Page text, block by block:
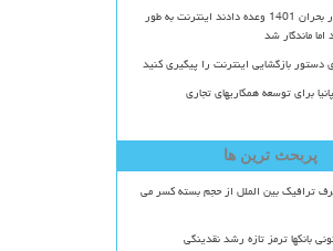
در دولت رئیسی در بحران 1401 وعده دادند اینترنت به طور
ماندگار شد
بازگشایی اینترنت را پیگیری کنید
برای توسعه همکاریهای تجاری
پربحث ترین ها
ترافیک بین الملل از حجم بسته کسر می
بانکها ترمز تازه رشد نقدینگی